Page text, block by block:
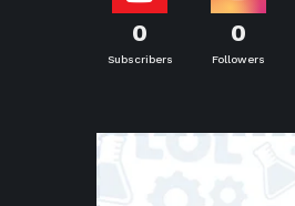
0
Followers
0
Subscribers